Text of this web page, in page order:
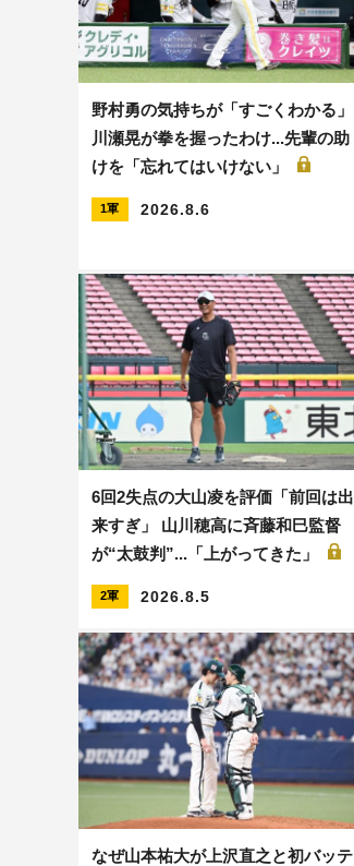
野村勇の気持ちが「すごくわかる」
川瀬晃が拳を握ったわけ...先輩の助
けを「忘れてはいけない」
1軍 2026.8.6
6回2失点の大山凌を評価「前回は出
来すぎ」 山川穂高に斉藤和巳監督
が“太鼓判”...「上がってきた」
2軍 2026.8.5
なぜ山本祐大が上沢直之と初バッテ